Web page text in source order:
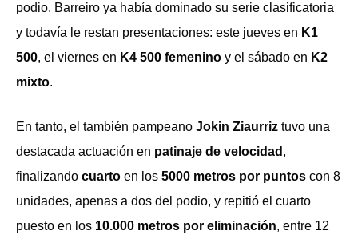
podio. Barreiro ya había dominado su serie clasificatoria
y todavía le restan presentaciones: este jueves en K1
500, el viernes en K4 500 femenino y el sábado en K2
mixto.
En tanto, el también pampeano Jokin Ziaurriz tuvo una
destacada actuación en patinaje de velocidad ,
finalizando cuarto en los 5000 metros por puntos con 8
unidades, apenas a dos del podio, y repitió el cuarto
puesto en los 10.000 metros por eliminación, entre 12